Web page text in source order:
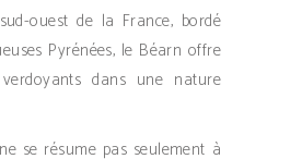
ouest de la France, bordé
Pyrénées, le Béarn offre
dans une nature
se résume pas seulement à